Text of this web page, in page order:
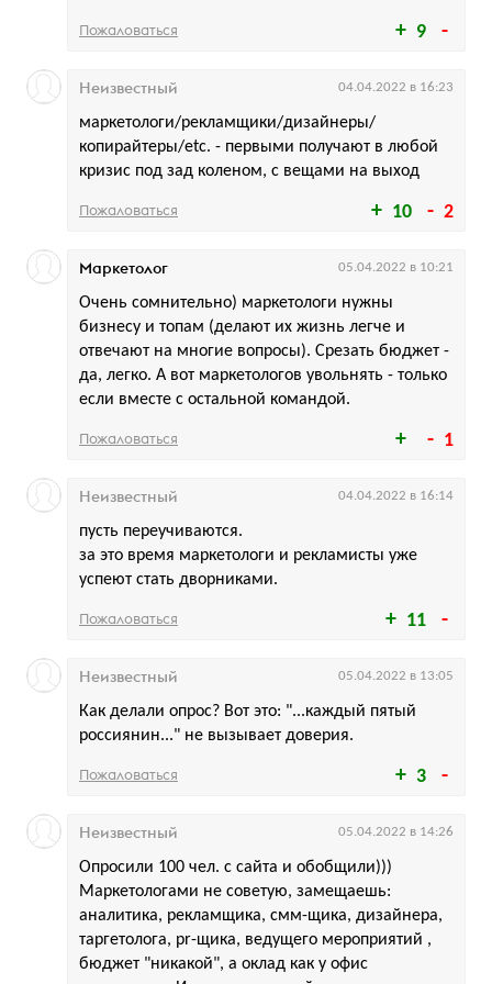
9
Пожаловаться
10 2
маркетологи/рекламщики/дизайнеры/
копирайтеры/etc. - первыми получают в любой
кризис под зад коленом, с вещами на выход
Неизвестный 04.04.2022 в 16:23
Пожаловаться
1
Очень сомнительно) маркетологи нужны
бизнесу и топам (делают их жизнь легче и
отвечают на многие вопросы). Срезать бюджет -
да, легко. А вот маркетологов увольнять - только
если вместе с остальной командой.
Маркетолог 05.04.2022 в 10:21
Пожаловаться
11
пусть переучиваются.
за это время маркетологи и рекламисты уже
успеют стать дворниками.
Неизвестный 04.04.2022 в 16:14
Пожаловаться
3
Как делали опрос? Вот это: "...каждый пятый
россиянин..." не вызывает доверия.
Неизвестный 05.04.2022 в 13:05
Пожаловаться
Опросили 100 чел. с сайта и обобщили)))
Маркетологами не советую, замещаешь:
аналитика, рекламщика, смм-щика, дизайнера,
таргетолога, pr-щика, ведущего мероприятий ,
бюджет "никакой", а оклад как у офис
Неизвестный 05.04.2022 в 14:26